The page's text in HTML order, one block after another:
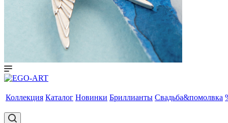
Коллекция Каталог Новинки Бриллианты Свадьба&помолвка